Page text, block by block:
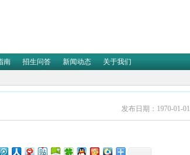
南 招生问答 新闻动态 关于我们
发布日期：1970-01-01